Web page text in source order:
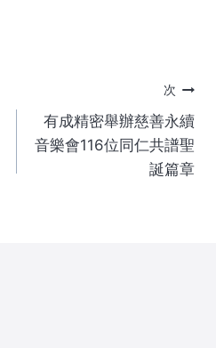
次
有成精密舉辦慈善永續
音樂會116位同仁共譜聖
誕篇章